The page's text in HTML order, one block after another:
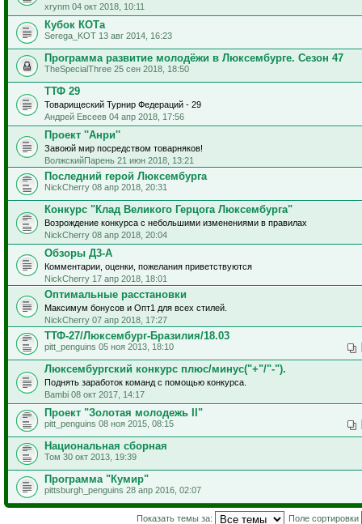
xrynm 04 окт 2018, 10:11
Кубок КОТа
Serega_KOT 13 авг 2014, 16:23
Программа развитие молодёжи в Люксембурге. Сезон 47
TheSpecialThree 25 сен 2018, 18:50
ТТФ 29
Товарищеский Турнир Федераций - 29
Андрей Евсеев 04 апр 2018, 17:56
Проект ''Анри''
Завоюй мир посредством товарняков!
ВолжскийПарень 21 июн 2018, 13:21
Последний герой Люксембурга
NickCherry 08 апр 2018, 20:31
Конкурс "Клад Великого Герцога Люксембурга"
Возрождение конкурса с небольшими изменениями в правилах
NickCherry 08 апр 2018, 20:04
Обзоры Д3-А
Комментарии, оценки, пожелания приветствуются
NickCherry 17 апр 2018, 18:01
Оптимальные расстановки
Максимум бонусов и Опт1 для всех стилей.
NickCherry 07 апр 2018, 17:27
ТТФ-27/Люксембург-Бразилия/18.03
pitt_penguins 05 ноя 2013, 18:10
Люксембургский конкурс плюс/минус("+"/"-").
Поднять заработок команд с помощью конкурса.
Bambi 08 окт 2017, 14:17
Проект "Золотая молодежь II"
pitt_penguins 08 ноя 2015, 08:15
Национальная сборная
Том 30 окт 2013, 19:39
Программа "Кумир"
pittsburgh_penguins 28 апр 2016, 02:07
Показать темы за: Поле сортировки